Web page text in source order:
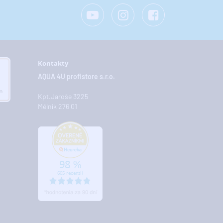
Kontakty
AQUA 4U profistore s.r.o.
Kpt.Jaroše 3225
Mělník 276 01